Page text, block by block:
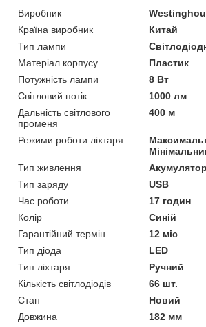
Виробник
Країна виробник
Китай
Тип лампи
Матеріал корпусу
Пластик
Потужність лампи
8 Вт
Світловий потік
1000 лм
Дальність світлового
променя
400 м
Режими роботи ліхтаря
Тип живлення
Акумулятор
Тип заряду
USB
Час роботи
17 годин
Колір
Синій
Гарантійний термін
12 міс
Тип діода
LED
Тип ліхтаря
Ручний
Кількість світлодіодів
66 шт.
Стан
Новий
Довжина
182 мм